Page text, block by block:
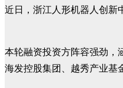
近日，浙江人形机器人创新
本轮融资投资方阵容强劲，
海发控股集团、越秀产业基